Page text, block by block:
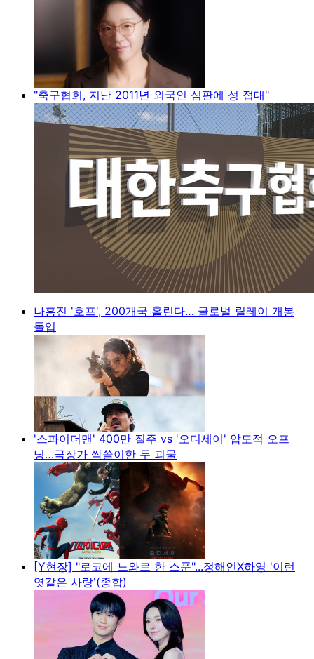
"축구협회, 지난 2011년 외국인 심판에 성 접대"
나홍진 '호프', 200개국 홀린다… 글로벌 릴레이 개봉
돌입
'스파이더맨' 400만 질주 vs '오디세이' 압도적 오프
닝…극장가 싹쓸이한 두 괴물
[Y현장] "로코에 느와르 한 스푼"...정해인X하영 '이런
엿같은 사랑'(종합)